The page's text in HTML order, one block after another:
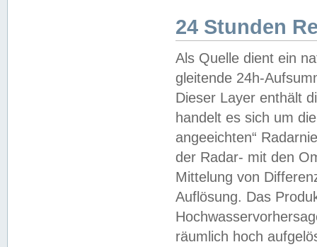
24 Stunden
Als Quelle dient ein
gleitende 24h-
Dieser Layer enthält
handelt es sich um
angeeichten“
der Radar- mit den
Mittelung von
Auflösung. Das
räumlich hoch